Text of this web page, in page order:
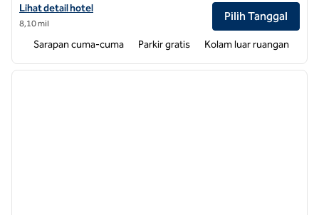
Lihat detail hotel untuk Homewood Suites by Hilton Raleigh-
Lihat detail hotel
8,10 mil
Pilih Tanggal
Sarapan cuma-cuma Parkir gratis Kolam luar ruangan
1 dari 12